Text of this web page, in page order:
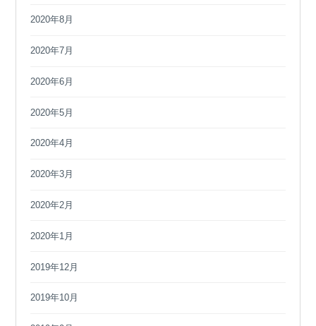
2020年8月
2020年7月
2020年6月
2020年5月
2020年4月
2020年3月
2020年2月
2020年1月
2019年12月
2019年10月